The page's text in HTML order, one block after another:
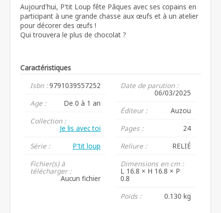
Aujourd'hui, P'tit Loup fête Pâques avec ses copains en
participant à une grande chasse aux œufs et à un atelier
pour décorer des œufs !
Qui trouvera le plus de chocolat ?
Caractéristiques
Isbn :9791039557252
Age :
De 0 à 1 an
Collection :
Je lis avec toi
Série :
P'tit loup
Fichier(s) à
télécharger :
Aucun fichier
Date de parution :
06/03/2025
Éditeur :
Auzou
Pages :
24
Reliure :
RELIÉ
Dimensions en cm :
L 16.8 × H 16.8 × P
0.8
Poids :
0.130 kg